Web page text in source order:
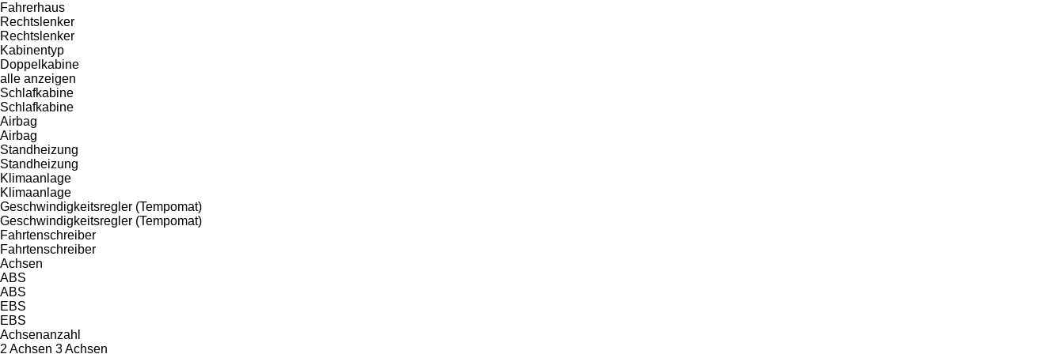
Fahrerhaus
Rechtslenker
Rechtslenker
Kabinentyp
Doppelkabine
alle anzeigen
Schlafkabine
Schlafkabine
Airbag
Airbag
Standheizung
Standheizung
Klimaanlage
Klimaanlage
Geschwindigkeitsregler (Tempomat)
Geschwindigkeitsregler (Tempomat)
Fahrtenschreiber
Fahrtenschreiber
Achsen
ABS
ABS
EBS
EBS
Achsenanzahl
2 Achsen 3 Achsen